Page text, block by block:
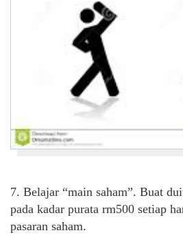
7. Belajar “main saham”. Buat
pada kadar purata rm500 setiap
pasaran saham.